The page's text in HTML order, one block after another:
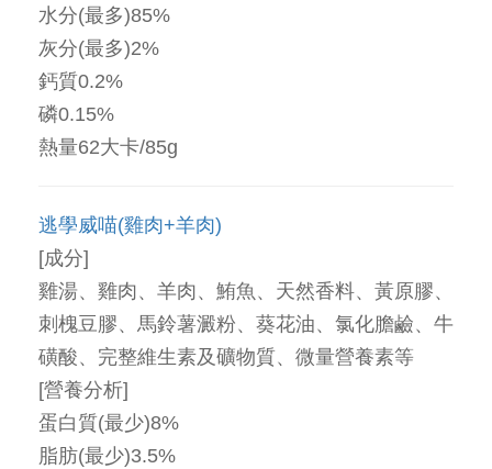
水分(最多)85%
灰分(最多)2%
鈣質0.2%
磷0.15%
熱量62大卡/85g
逃學威喵(雞肉+羊肉)
[成分]
雞湯、雞肉、羊肉、鮪魚、天然香料、黃原膠、
刺槐豆膠、馬鈴薯澱粉、葵花油、氯化膽鹼、牛
磺酸、完整維生素及礦物質、微量營養素等
[營養分析]
蛋白質(最少)8%
脂肪(最少)3.5%